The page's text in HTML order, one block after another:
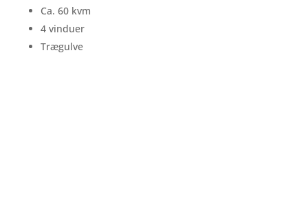
Ca. 60 kvm
4 vinduer
Trægulve